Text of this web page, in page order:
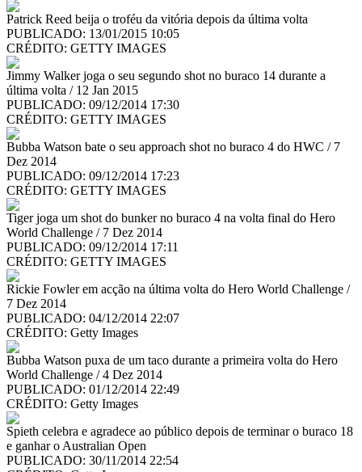
Patrick Reed beija o troféu da vitória depois da última volta
PUBLICADO: 13/01/2015 10:05
CRÉDITO: GETTY IMAGES
Jimmy Walker joga o seu segundo shot no buraco 14 durante a
última volta / 12 Jan 2015
PUBLICADO: 09/12/2014 17:30
CRÉDITO: GETTY IMAGES
Bubba Watson bate o seu approach shot no buraco 4 do HWC / 7
Dez 2014
PUBLICADO: 09/12/2014 17:23
CRÉDITO: GETTY IMAGES
Tiger joga um shot do bunker no buraco 4 na volta final do Hero
World Challenge / 7 Dez 2014
PUBLICADO: 09/12/2014 17:11
CRÉDITO: GETTY IMAGES
Rickie Fowler em acção na última volta do Hero World Challenge /
7 Dez 2014
PUBLICADO: 04/12/2014 22:07
CRÉDITO: Getty Images
Bubba Watson puxa de um taco durante a primeira volta do Hero
World Challenge / 4 Dez 2014
PUBLICADO: 01/12/2014 22:49
CRÉDITO: Getty Images
Spieth celebra e agradece ao público depois de terminar o buraco 18
e ganhar o Australian Open
PUBLICADO: 30/11/2014 22:54